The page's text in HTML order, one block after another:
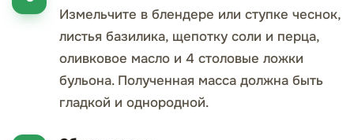
Измельчите в блендере или ступке чеснок,
листья базилика, щепотку соли и перца,
оливковое масло и 4 столовые ложки
бульона. Полученная масса должна быть
гладкой и однородной.